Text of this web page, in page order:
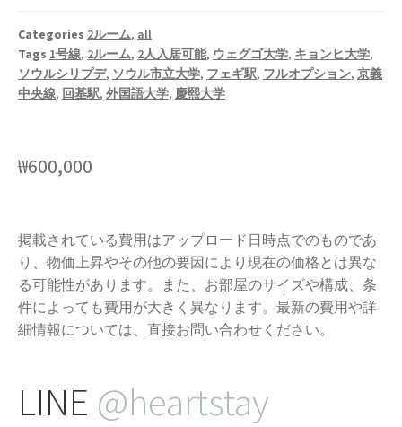
Categories 2ルーム, all
Tags 1号線, 2ルーム, 2人入居可能, ウェグゴ大学, キョンヒ大学,
ソウルシリプデ, ソウル市立大学, フェギ駅, フルオプション, 京義
中央線, 回基駅, 外国語大学, 慶熙大学
₩600,000
掲載されている費用はアップロード日時点でのものであ
り、物価上昇やその他の要因により現在の価格とは異な
る可能性があります。また、お部屋のサイズや構成、条
件によっても費用が大きく異なります。最新の費用や詳
細情報については、直接お問い合わせください。
LINE @heartstay